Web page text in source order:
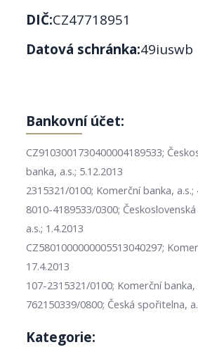
DIČ:CZ47718951
Datová schránka:49iuswb
Bankovní účet:
CZ9103001730400004189533;
banka, a.s.; 5.12.2013
2315321/0100; Komerční banka, a.s.;
8010-4189533/0300;
a.s.; 1.4.2013
CZ5801000000005513040297;
17.4.2013
107-2315321/0100; Komerční banka,
762150339/0800; Česká spořitelna,
Kategorie: